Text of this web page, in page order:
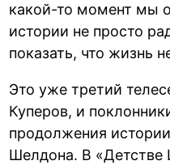
какой-то момент мы
истории не просто
показать, что жизнь
Это уже третий
Куперов, и
продолжения
Шелдона. В